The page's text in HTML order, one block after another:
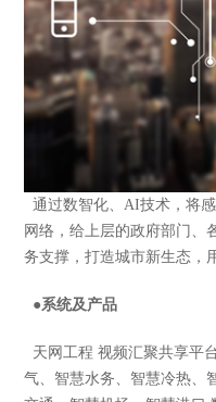
通过数智化、AI技术，将
网络，给上层的政府部门、
务支撑，打造城市新生态，
●系统及产品
天网工程 视频汇聚共享平
气、智慧水务、智慧冷热、